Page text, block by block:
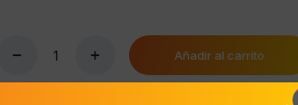
Añadir al carrito